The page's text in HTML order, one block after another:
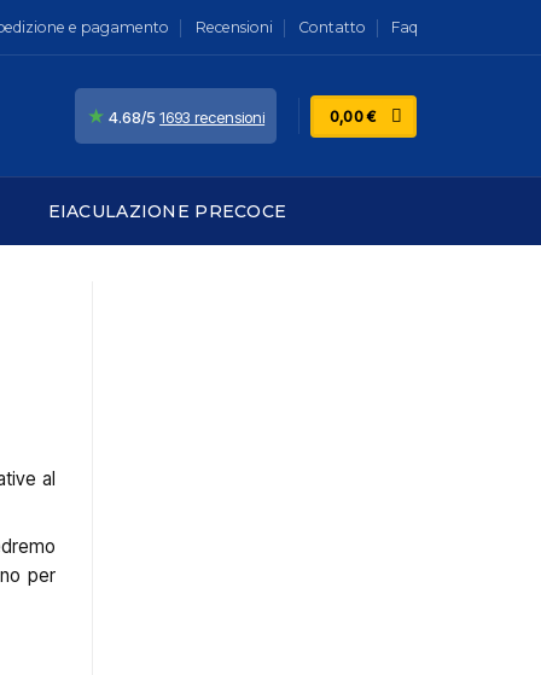
e pagamento Recensioni Contatto Faq
★ 4.68/5 1693 recensioni 0,00€
EIACULAZIONE PRECOCE
al
per